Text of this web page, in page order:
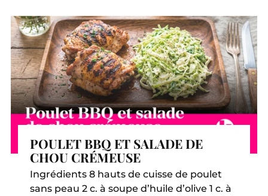
POULET BBQ ET SALADE DE
CHOU CRÉMEUSE
Ingrédients 8 hauts de cuisse de poulet
sans peau 2 c. à soupe d’huile d’olive 1 c. à